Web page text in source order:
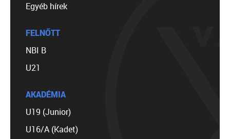
Egyéb hírek
FELNŐTT
NBI B
U21
AKADÉMIA
U19 (Junior)
U16/A (Kadet)